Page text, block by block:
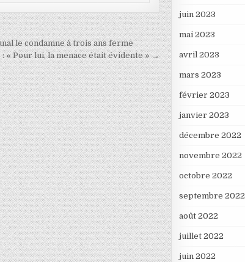
le condamne à trois ans ferme
« Pour lui, la menace était évidente » →
juin 2023
mai 2023
avril 2023
mars 2023
février 2023
janvier 2023
décembre 2022
novembre 2022
octobre 2022
septembre 2022
août 2022
juillet 2022
juin 2022